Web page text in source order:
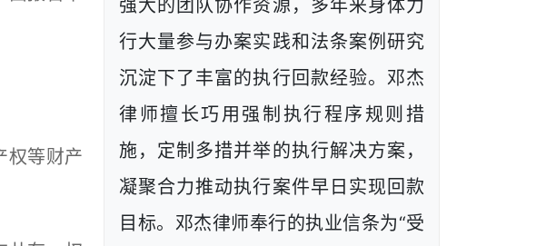
等财产
强大的团队协作资源，多年来身体力
行大量参与办案实践和法条案例研究
沉淀下了丰富的执行回款经验。邓杰
律师擅长巧用强制执行程序规则措
施，定制多措并举的执行解决方案，
凝聚合力推动执行案件早日实现回款
目标。邓杰律师奉行的执业信条为“受